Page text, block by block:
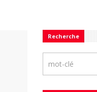
Recherche